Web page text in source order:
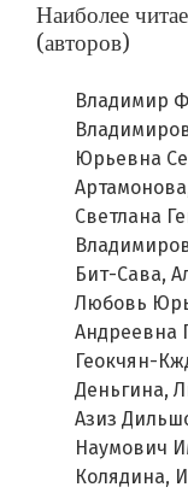
Наиболее
(авторов)
Владимир
Юрьевна
Светлана
Бит-Сава,
Любовь
Андреевна
Геокчян-
Деньгина,
Азиз
Наумович
Колядина,